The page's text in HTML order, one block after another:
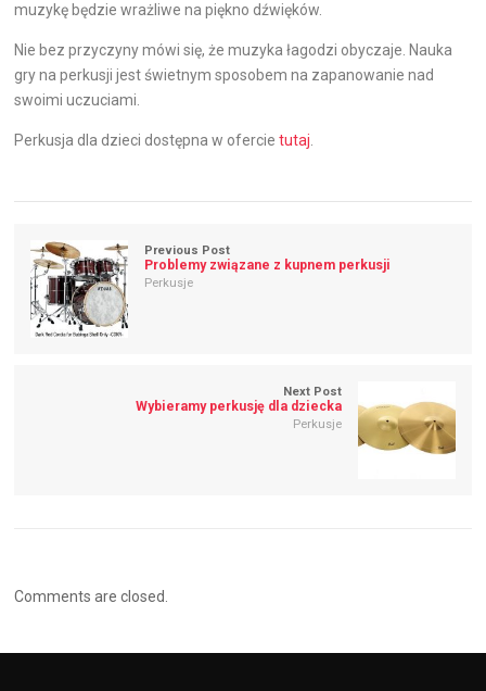
muzykę będzie wrażliwe na piękno dźwięków.
Nie bez przyczyny mówi się, że muzyka łagodzi obyczaje. Nauka
gry na perkusji jest świetnym sposobem na zapanowanie nad
swoimi uczuciami.
Perkusja dla dzieci dostępna w ofercietutaj.
Previous Post
Problemy związane z kupnem perkusji
Perkusje
Next Post
Wybieramy perkusję dla dziecka
Perkusje
Comments are closed.